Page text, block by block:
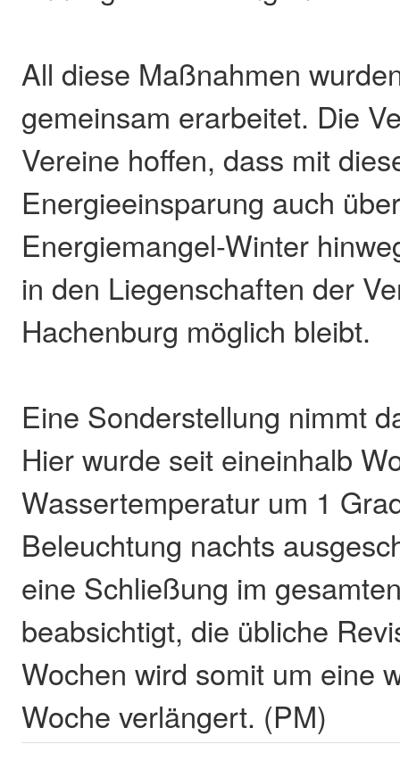
All diese Maßnahmen
gemeinsam erarbeitet. Die
Vereine hoffen, dass mit
Energieeinsparung auch
Energiemangel-Winter
in den Liegenschaften der
Hachenburg möglich bleibt.
Eine Sonderstellung nimmt
Hier wurde seit eineinhalb
Wassertemperatur um 1
Beleuchtung nachts
eine Schließung im
beabsichtigt, die übliche
Wochen wird somit um eine
Woche verlängert. (PM)